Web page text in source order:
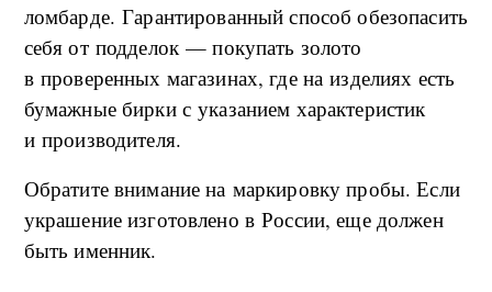
ломбарде. Гарантированный способ обезопасить
себя от подделок — покупать золото
в проверенных магазинах, где на изделиях есть
бумажные бирки с указанием характеристик
и производителя.
Обратите внимание на маркировку пробы. Если
украшение изготовлено в России, еще должен
быть именник.